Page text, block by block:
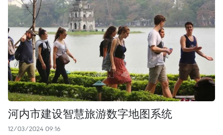
河内市建设智慧旅游数字地图系统
12/03/2024 09:16